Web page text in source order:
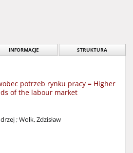
INFORMACJE STRUKTURA
potrzeb rynku pracy = Higher
of the labour market
;Wołk, Zdzisław